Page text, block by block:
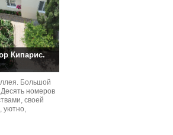
Кипарис.
Большой
номеров
своей
уютно,